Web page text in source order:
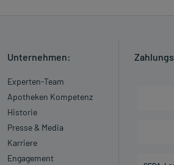
Unternehmen:
Experten-Team
Apotheken Kompetenz
Historie
Presse & Media
Karriere
Engagement